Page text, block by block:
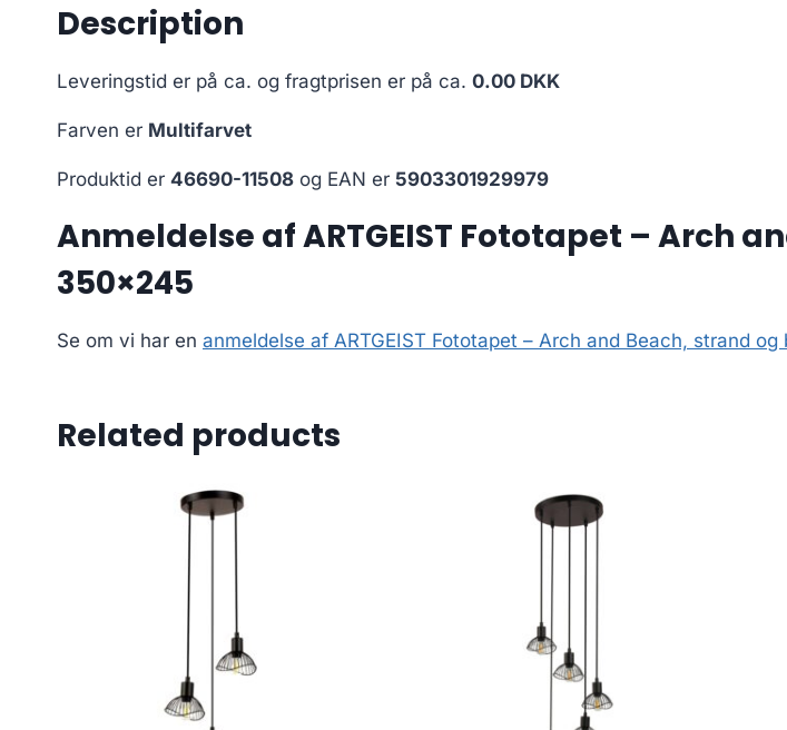
Description
Leveringstid er på ca. og fragtprisen er på ca. 0.00 DKK
Farven er Multifarvet
Produktid er 46690-11508 og EAN er 5903301929979
Anmeldelse af ARTGEIST Fototapet – Arch
350×245
Se om vi har en anmeldelse af ARTGEIST Fototapet – Arch and Beach, strand
Related products